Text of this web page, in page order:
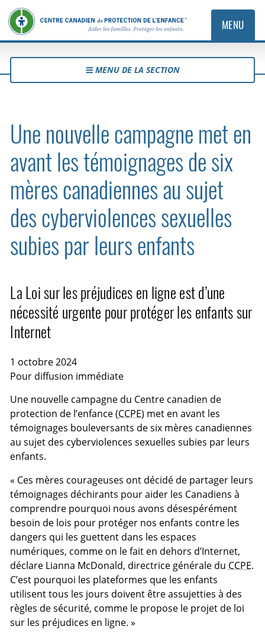
MENU
MENU DE LA SECTION
Une nouvelle campagne met en
avant les témoignages de six
mères canadiennes au sujet
des cyberviolences sexuelles
subies par leurs enfants
La Loi sur les préjudices en ligne est d’une
nécessité urgente pour protéger les enfants sur
Internet
1 octobre 2024
Pour diffusion immédiate
Une nouvelle campagne du Centre canadien de
protection de l’enfance (CCPE) met en avant les
témoignages bouleversants de six mères canadiennes
au sujet des cyberviolences sexuelles subies par leurs
enfants.
« Ces mères courageuses ont décidé de partager leurs
témoignages déchirants pour aider les Canadiens à
comprendre pourquoi nous avons désespérément
besoin de lois pour protéger nos enfants contre les
dangers qui les guettent dans les espaces
numériques, comme on le fait en dehors d’Internet,
déclare Lianna McDonald, directrice générale du CCPE.
C’est pourquoi les plateformes que les enfants
utilisent tous les jours doivent être assujetties à des
règles de sécurité, comme le propose le projet de loi
sur les préjudices en ligne. »